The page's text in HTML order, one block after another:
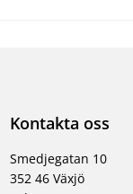
Kontakta oss
Smedjegatan 10
352 46 Växjö